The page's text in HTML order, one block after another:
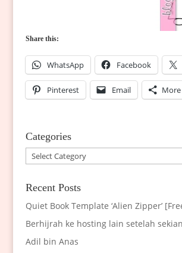
Share this:
WhatsApp Facebook
Pinterest Email More
Categories
Categories
Recent Posts
Quiet Book Template ‘Alien Zipper’
Berhijrah ke hosting lain setelah
Adil bin Anas